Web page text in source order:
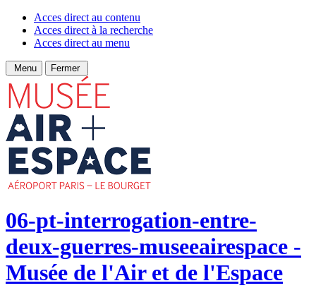
Acces direct au contenu
Acces direct à la recherche
Acces direct au menu
Menu Fermer
06-pt-interrogation-entre-
deux-guerres-museeairespace -
Musée de l'Air et de l'Espace